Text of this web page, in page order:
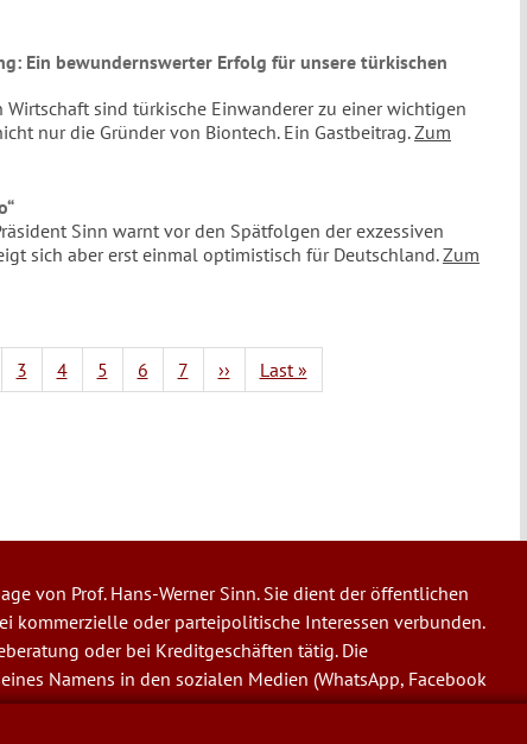
Ein bewundernswerter Erfolg für unsere türkischen
Wirtschaft sind türkische Einwanderer zu einer wichtigen
nur die Gründer von Biontech. Ein Gastbeitrag. Zum
Sinn warnt vor den Spätfolgen der exzessiven
sich aber erst einmal optimistisch für Deutschland. Zum
Page
3 Page
4 Page
5 Page
6 Page
7
Nächste
Seite
››
Letzte
Seite
Last »
von Prof. Hans-Werner Sinn. Sie dient der öffentlichen
kommerzielle oder parteipolitische Interessen verbunden.
oder bei Kreditgeschäften tätig. Die
Namens in den sozialen Medien (WhatsApp, Facebook